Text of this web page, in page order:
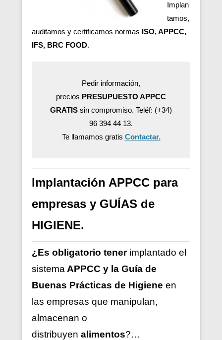
Implan
tamos,
auditamos y certificamos normas ISO, APPCC,
IFS, BRC FOOD.
Pedir información,
precios PRESUPUESTO APPCC
GRATIS sin compromiso. Teléf: (+34)
96 394 44 13.
Te llamamos gratis Contactar.
Implantación APPCC para
empresas y GUÍAS de
HIGIENE.
¿Es obligatorio tener implantado el
sistema APPCC y la Guía de
Buenas Prácticas de Higiene en
las empresas que manipulan,
almacenan o
distribuyen alimentos?…